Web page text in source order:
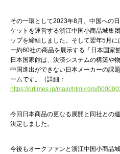
その一環として2023年8月、中国への
ケットを運営する浙江中国小商品城集
ップを締結しました。そして翌年5月
ー約60社の商品を展示する「日本国家
日本国家館は、決済システムの構築や
中国進出ができない日本メーカーの課
ームです。（詳細：
https://prtimes.jp/main/html/rd/p/
今回日本商品の更なる展開と同社との
決定しました。
今後もオークファンと浙江中国小商品